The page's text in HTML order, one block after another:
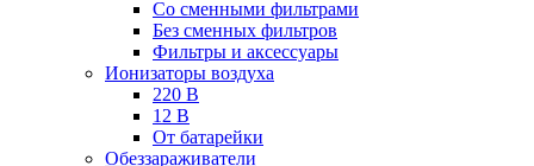
Cо сменными фильтрами
Без сменных фильтров
Фильтры и аксессуары
Ионизаторы воздуха
220 В
12 В
От батарейки
Обеззараживатели